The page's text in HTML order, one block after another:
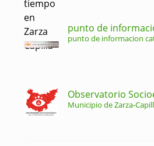
punto de
punto de informacion
Observatorio
Municipio de Zarza-